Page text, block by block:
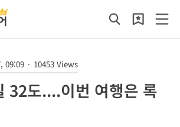
09:09 · 10453 Views
32도....이번 여행은 록